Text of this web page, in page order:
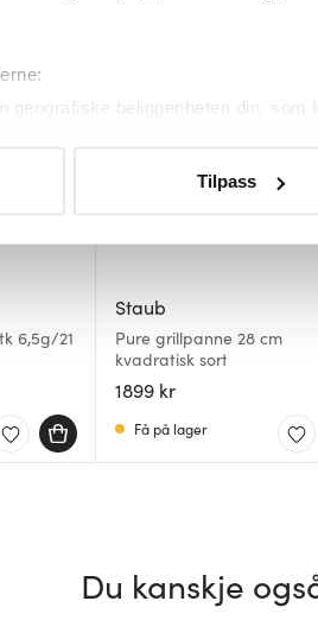
geografiske beliggenheten din,
tilbake ditt samtykke fra
som kan kombinere
din bruk av tjenestene deres.
Tilpass
6,5g/21
Staub
Pure grillpanne 28 cm
kvadratisk sort
1899 kr
Få på lager
Du kanskje